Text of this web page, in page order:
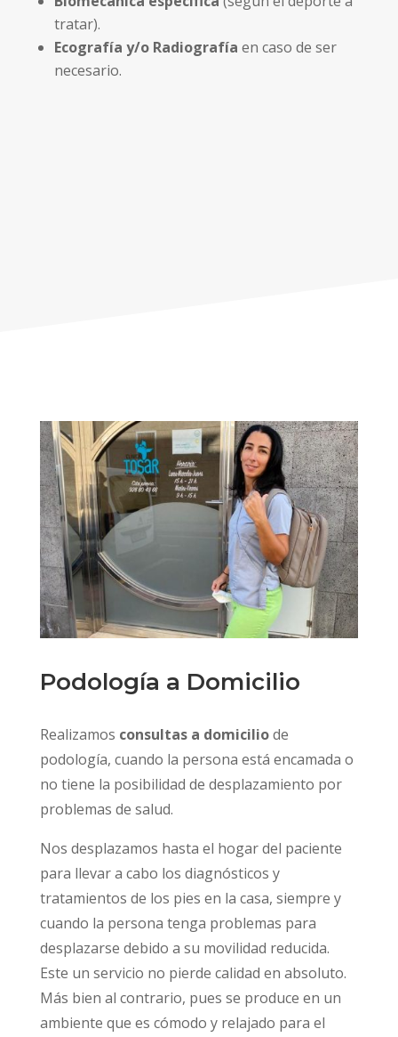
tratar).
Ecografía y/o Radiografía en caso de ser
necesario.
Podología a Domicilio
Realizamos consultas a domiciliode
podología, cuando la persona está encamada o
no tiene la posibilidad de desplazamiento por
problemas de salud.
Nos desplazamos hasta el hogar del paciente
para llevar a cabo los diagnósticos y
tratamientos de los pies en la casa, siempre y
cuando la persona tenga problemas para
desplazarse debido a su movilidad reducida.
Este un servicio no pierde calidad en absoluto.
Más bien al contrario, pues se produce en un
ambiente que es cómodo y relajado para el